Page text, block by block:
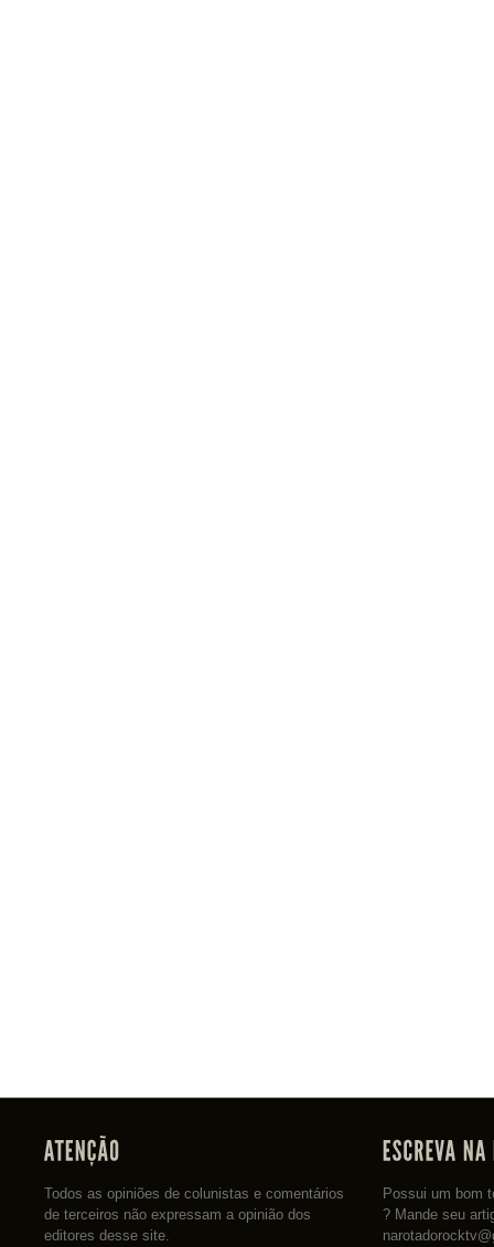
Todos as opiniões de colunistas e comentários
de terceiros não expressam a opinião dos
editores desse site.
Possui um bom
? Mande seu